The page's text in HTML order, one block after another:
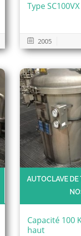
Type
2005
AUTOCLAVE
Capacité 100
haut